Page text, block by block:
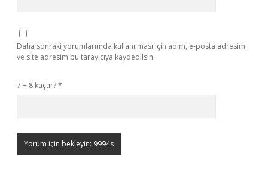
Daha sonraki yorumlarımda kullanılması için adım, e-posta adresim
ve site adresim bu tarayıcıya kaydedilsin.
7 + 8 kaçtır?*